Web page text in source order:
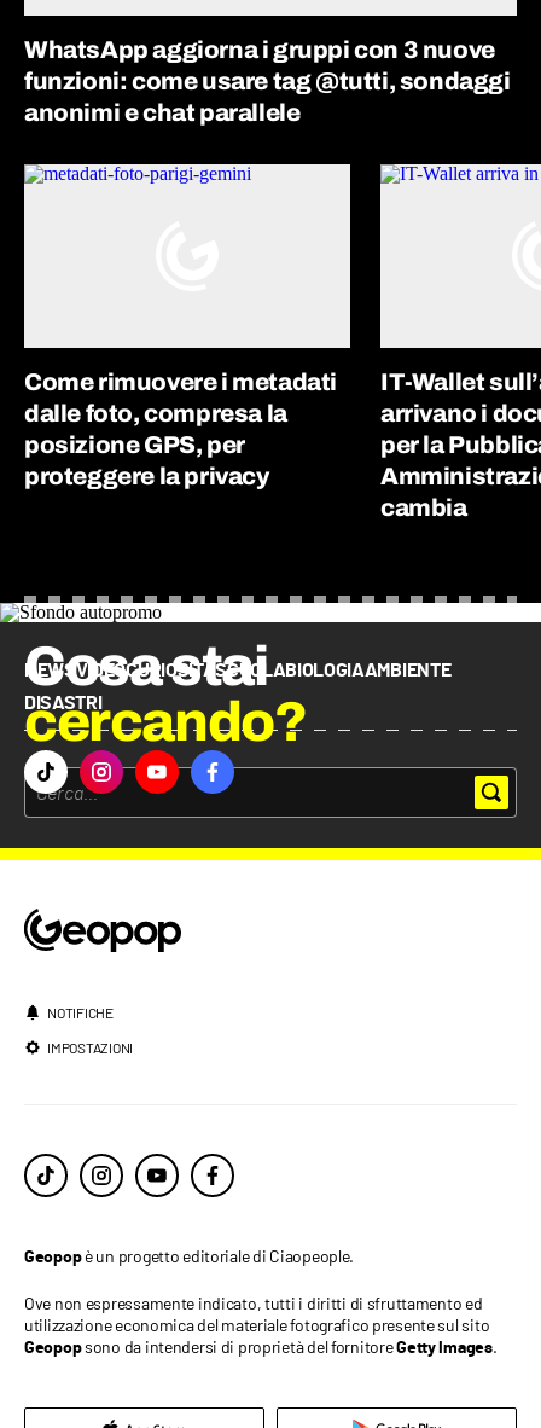
WhatsApp aggiorna i gruppi con 3 nuove
funzioni: come usare tag @tutti, sondaggi
anonimi e chat parallele
Come rimuovere i metadati
dalle foto, compresa la
posizione GPS, per
proteggere la privacy
IT-Wallet
arrivano i
per la
cambia
Cosa stai
cercando?
NEWS VIDEOCURIOSITÀSCUOLABIOLOGIAAMBIENTE
DISASTRI
NOTIFICHE
IMPOSTAZIONI
Geopopè un progetto editoriale di Ciaopeople.
Ove non espressamente indicato, tutti i diritti di sfruttamento ed
utilizzazione economica del materiale fotografico presente sul sito
Geopopsono da intendersi di proprietà del fornitoreGetty Images.